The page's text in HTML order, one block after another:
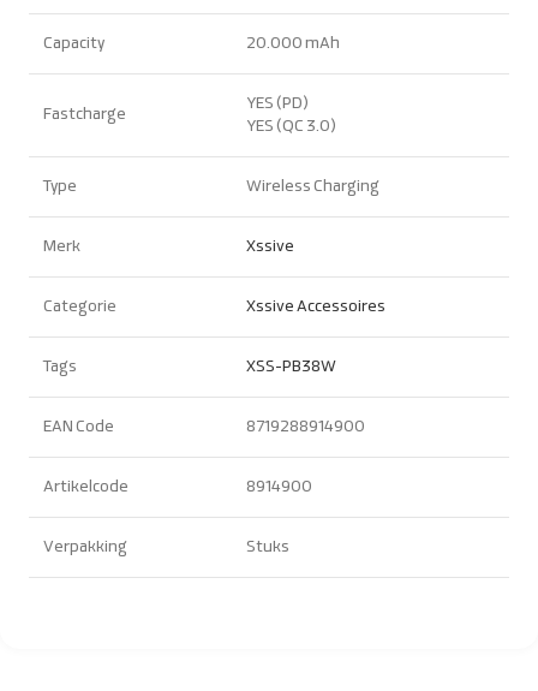
Capacity 20.000 mAh
Fastcharge
YES (PD)
YES (QC 3.0)
Type Wireless Charging
Merk Xssive
Categorie Xssive Accessoires
Tags XSS-PB38W
EAN Code 8719288914900
Artikelcode 8914900
Verpakking Stuks